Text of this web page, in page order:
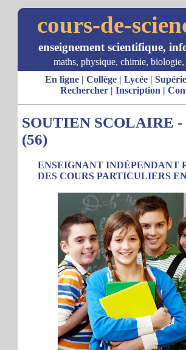
cours-de-
enseignement scientifique,
maths, physique, chimie,
En ligne| Collège| Lycée|
Rechercher| Inscription |
SOUTIEN SCOLAIRE -
(56)
ENSEIGNANT INDÉPENDANT
DES COURS PARTICULIERS